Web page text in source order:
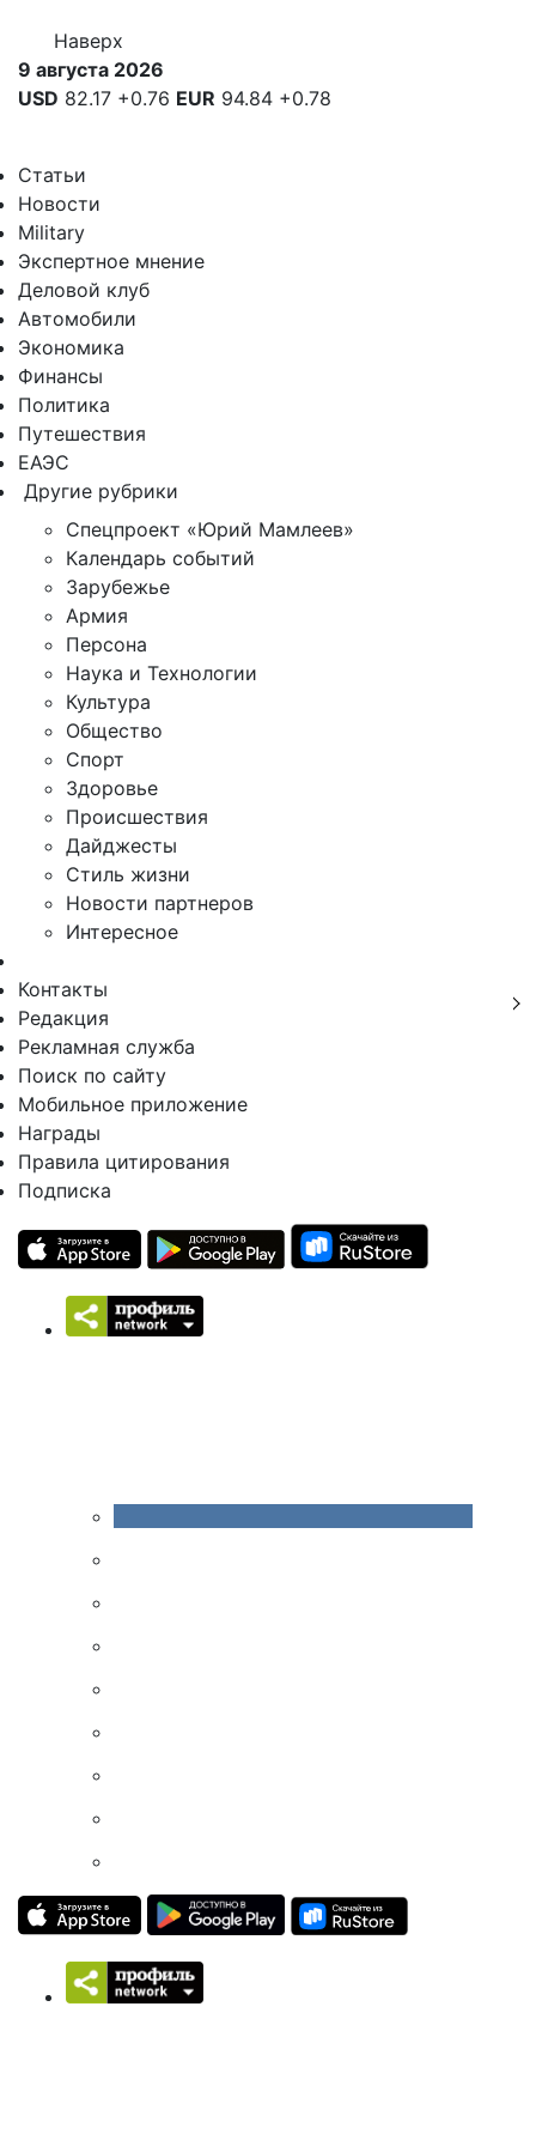
Наверх
9 августа 2026
USD 82.17 +0.76 EUR 94.84 +0.78
Статьи
Новости
Military
Экспертное мнение
Деловой клуб
Автомобили
Экономика
Финансы
Политика
Путешествия
ЕАЭС
Другие рубрики
Спецпроект «Юрий Мамлеев»
Календарь событий
Зарубежье
Армия
Персона
Наука и Технологии
Культура
Общество
Спорт
Здоровье
Происшествия
Дайджесты
Стиль жизни
Новости партнеров
Интересное
Контакты
Редакция
Рекламная служба
Поиск по сайту
Мобильное приложение
Награды
Правила цитирования
Подписка